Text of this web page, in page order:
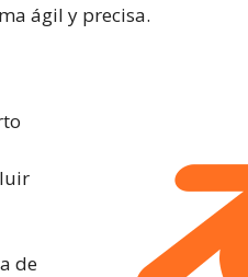
ágil y precisa.
de